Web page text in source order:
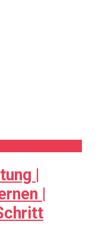
|
|